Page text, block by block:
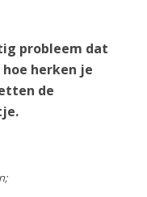
probleem dat
herken je
de